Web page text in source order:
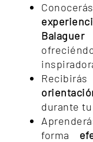
Balaguer
durante
forma